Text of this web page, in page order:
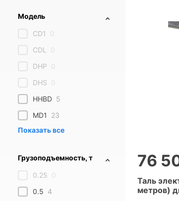
Модель
CD1
0
CDL
0
DHP 0
DHS 0
HHBD 5
MD1
23
Грузоподъемность, т
0.25 0
0.5 4
Таль
метров)
76